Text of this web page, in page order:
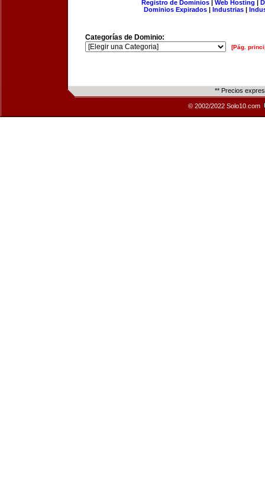
Registro de Dominios| Web Hosting |
Dominios Expirados | Industrias |
Categorías de Dominio:
[Pág.
** Precios
© 2002/2022 Solo10.com